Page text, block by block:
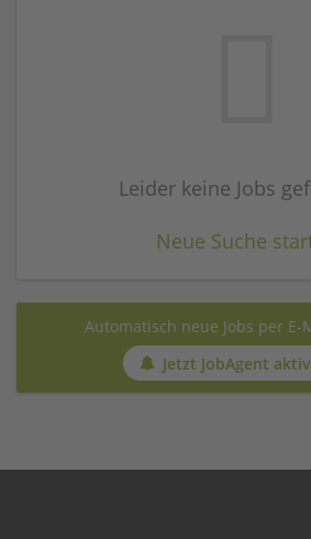
Leider keine Jobs
Neue Suche
Automatisch neue Jobs per E-
Jetzt JobAgent